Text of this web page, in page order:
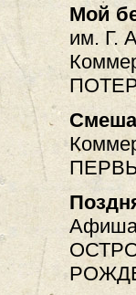
Мой
им. Г.